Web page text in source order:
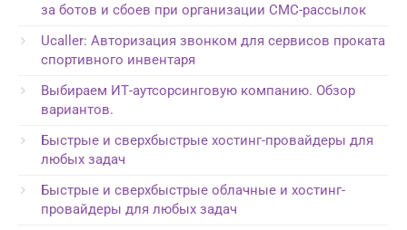
за ботов и сбоев при организации СМС-рассылок
Ucaller: Авторизация звонком для сервисов проката
спортивного инвентаря
Выбираем ИТ-аутсорсинговую компанию. Обзор
вариантов.
Быстрые и сверхбыстрые хостинг-провайдеры для
любых задач
Быстрые и сверхбыстрые облачные и хостинг-
провайдеры для любых задач